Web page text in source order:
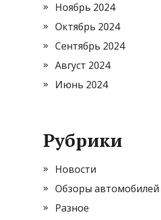
Ноябрь 2024
Октябрь 2024
Сентябрь 2024
Август 2024
Июнь 2024
Рубрики
Новости
Обзоры автомобилей
Разное